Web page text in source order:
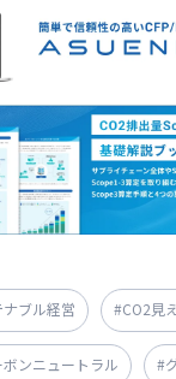
ブル経営 #CO2見
ンニュートラル #